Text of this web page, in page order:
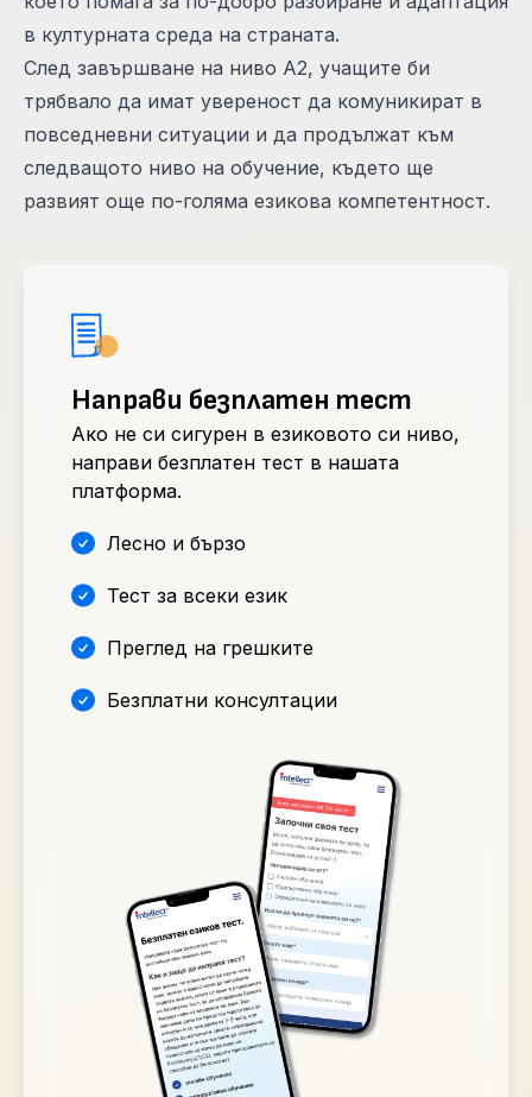
в културната среда на страната.
След завършване на ниво А2, учащите би
трябвало да имат увереност да комуникират в
повседневни ситуации и да продължат към
следващото ниво на обучение, където ще
развият още по-голяма езикова компетентност.
Направи безплатен тест
Ако не си сигурен в езиковото си ниво,
направи безплатен тест в нашата
платформа.
Лесно и бързо
Тест за всеки език
Преглед на грешките
Безплатни консултации